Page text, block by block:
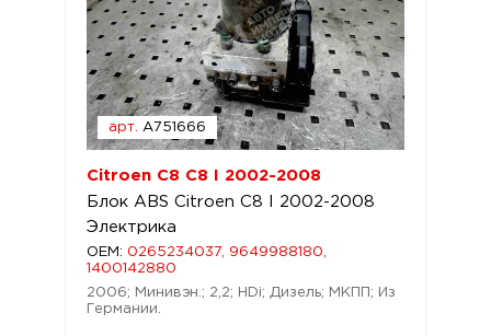
арт. A751666
Citroen C8 C8 I 2002-2008
Блок ABS Citroen C8 I 2002-2008
Электрика
OEM: 0265234037, 9649988180,
1400142880
2006; Минивэн.; 2,2; HDi; Дизель; МКПП; Из
Германии.